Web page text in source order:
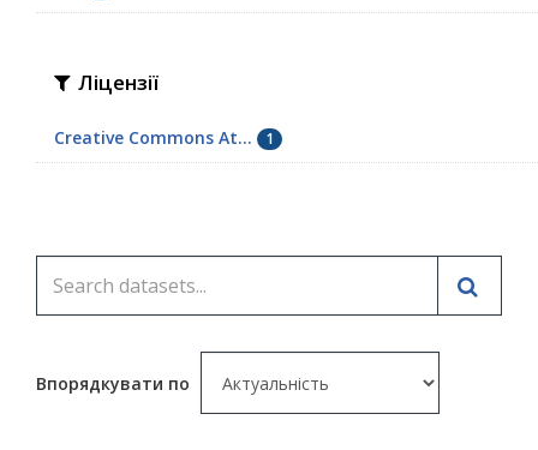
Ліцензії
Creative Commons At... 1
Впорядкувати по